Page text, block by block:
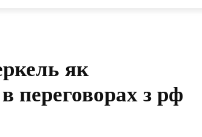
як
переговорах з рф